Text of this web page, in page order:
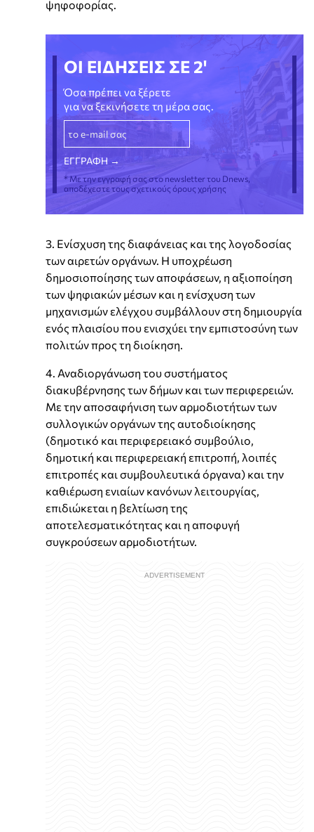
ψηφοφορίας.
ΟΙ ΕΙΔΗΣΕΙΣ ΣΕ 2'
Όσα πρέπει να ξέρετε
για να ξεκινήσετε τη μέρα σας.
* Με την εγγραφή σας στο newsletter του Dnews,
αποδέχεστε τους σχετικούς όρους χρήσης
3. Ενίσχυση της διαφάνειας και της λογοδοσίας
των αιρετών οργάνων. Η υποχρέωση
δημοσιοποίησης των αποφάσεων, η αξιοποίηση
των ψηφιακών μέσων και η ενίσχυση των
μηχανισμών ελέγχου συμβάλλουν στη δημιουργία
ενός πλαισίου που ενισχύει την εμπιστοσύνη των
πολιτών προς τη διοίκηση.
4. Αναδιοργάνωση του συστήματος
διακυβέρνησης των δήμων και των περιφερειών.
Με την αποσαφήνιση των αρμοδιοτήτων των
συλλογικών οργάνων της αυτοδιοίκησης
(δημοτικό και περιφερειακό συμβούλιο,
δημοτική και περιφερειακή επιτροπή, λοιπές
επιτροπές και συμβουλευτικά όργανα) και την
καθιέρωση ενιαίων κανόνων λειτουργίας,
επιδιώκεται η βελτίωση της
αποτελεσματικότητας και η αποφυγή
συγκρούσεων αρμοδιοτήτων.